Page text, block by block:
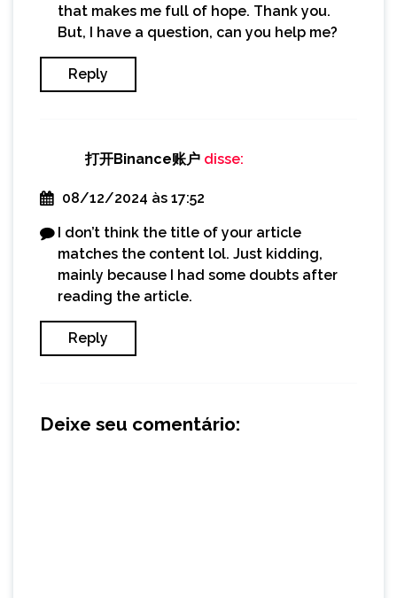
that makes me full of hope. Thank you.
But, I have a question, can you help me?
Reply
打开Binance账户 disse:
08/12/2024 às 17:52
I don’t think the title of your article
matches the content lol. Just kidding,
mainly because I had some doubts after
reading the article.
Reply
Deixe seu comentário: